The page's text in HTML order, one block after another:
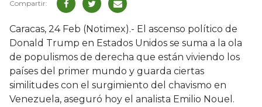
Caracas, 24 Feb (Notimex).- El ascenso político de
Donald Trump en Estados Unidos se suma a la ola
de populismos de derecha que están viviendo los
países del primer mundo y guarda ciertas
similitudes con el surgimiento del chavismo en
Venezuela, aseguró hoy el analista Emilio Nouel.